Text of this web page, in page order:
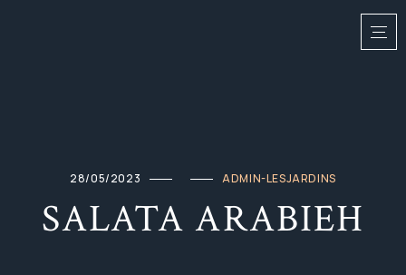
28/05/2023 ADMIN-LESJARDINS
SALATA ARABIEH